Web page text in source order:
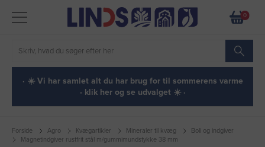
0
· ☀️ Vi har samlet alt du har brug for til sommerens varme
- klik her og se udvalget ☀️ ·
Forside Agro Kvægartikler Mineraler til kvæg
Boli og indgiver
Magnetindgiver rustfrit stål m/gummimundstykke 38 mm